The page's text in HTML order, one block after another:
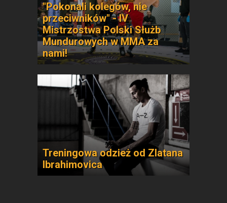
"Pokonali kolegów, nie
przeciwników" - IV
Mistrzostwa Polski Służb
Mundurowych w MMA za
nami!
Treningowa odzież od Zlatana
Ibrahimovica